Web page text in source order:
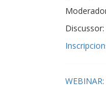
Discussor: